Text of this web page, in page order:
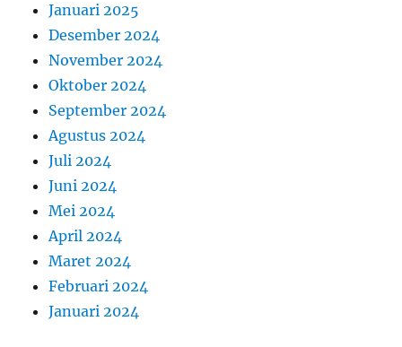
Januari 2025
Desember 2024
November 2024
Oktober 2024
September 2024
Agustus 2024
Juli 2024
Juni 2024
Mei 2024
April 2024
Maret 2024
Februari 2024
Januari 2024